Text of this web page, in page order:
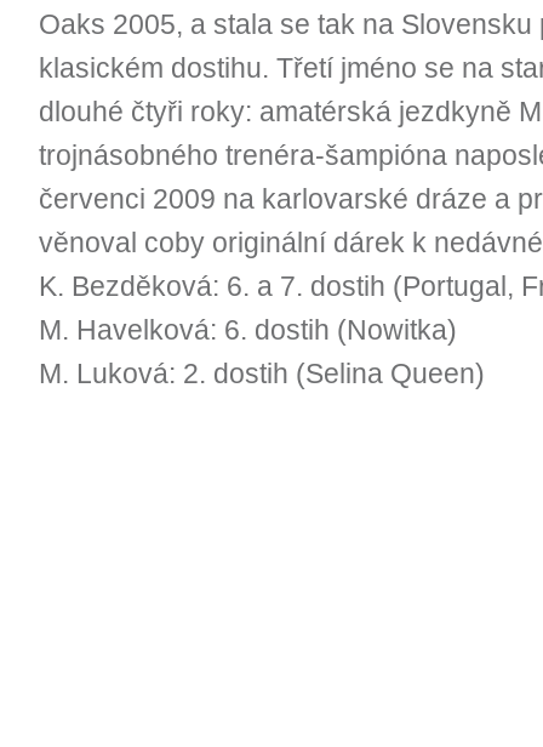
Oaks 2005, a stala se tak na
klasickém dostihu. Třetí jméno se na
dlouhé čtyři roky: amatérská jezdkyně
trojnásobného trenéra-šampióna
červenci 2009 na karlovarské dráze a
věnoval coby originální dárek k
K. Bezděková: 6. a 7. dostih (Portugal,
M. Havelková: 6. dostih (Nowitka)
M. Luková: 2. dostih (Selina Queen)